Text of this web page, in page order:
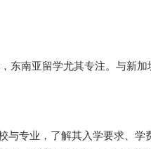
东南亚留学尤其专注。与新
与专业，了解其入学要求、